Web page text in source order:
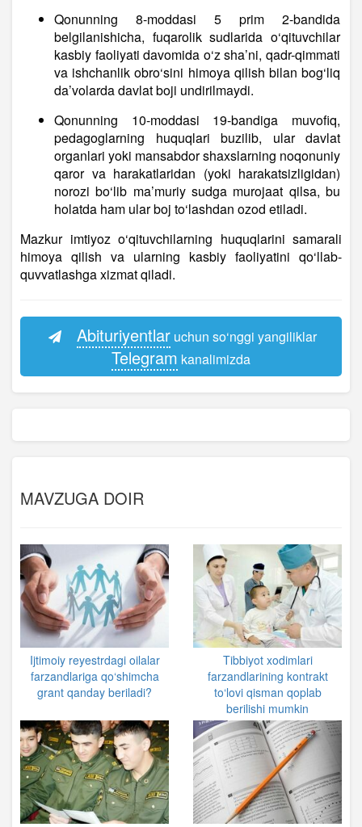
Qonunning 8-moddasi 5 prim 2-bandida
belgilanishicha, fuqarolik sudlarida o‘qituvchilar
kasbiy faoliyati davomida o‘z sha’ni, qadr-qimmati
va ishchanlik obro‘sini himoya qilish bilan bog‘liq
da’volarda davlat boji undirilmaydi.
Qonunning 10-moddasi 19-bandiga muvofiq,
pedagoglarning huquqlari buzilib, ular davlat
organlari yoki mansabdor shaxslarning noqonuniy
qaror va harakatlaridan (yoki harakatsizligidan)
norozi bo‘lib ma’muriy sudga murojaat qilsa, bu
holatda ham ular boj to‘lashdan ozod etiladi.
Mazkur imtiyoz o‘qituvchilarning huquqlarini samarali
himoya qilish va ularning kasbiy faoliyatini qo‘llab-
quvvatlashga xizmat qiladi.
Abituriyentlaruchun so‘nggi yangiliklar
Telegram kanalimizda
MAVZUGA DOIR
Ijtimoiy reyestrdagi oilalar
farzandlariga qo‘shimcha
grant qanday beriladi?
Tibbiyot xodimlari
farzandlarining kontrakt
to‘lovi qisman qoplab
berilishi mumkin